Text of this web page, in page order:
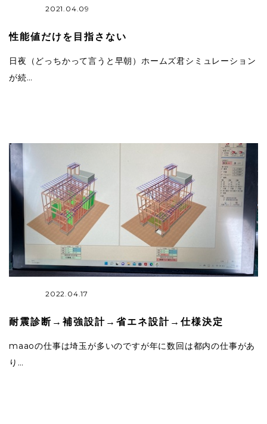
2021.04.09
性能値だけを目指さない
日夜（どっちかって言うと早朝）ホームズ君シミュレーション
が続…
2022.04.17
耐震診断→補強設計→省エネ設計→仕様決定
maaoの仕事は埼玉が多いのですが年に数回は都内の仕事があ
り…